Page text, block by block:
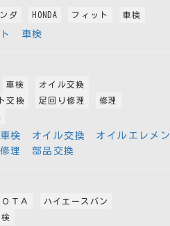
ダ HONDA フィット 車検
車検
車検
オイル交換
交換
足回り修理
修理
検 オイル交換 オイルエレメン
理 部品交換
ＴＡ
ハイエースバン